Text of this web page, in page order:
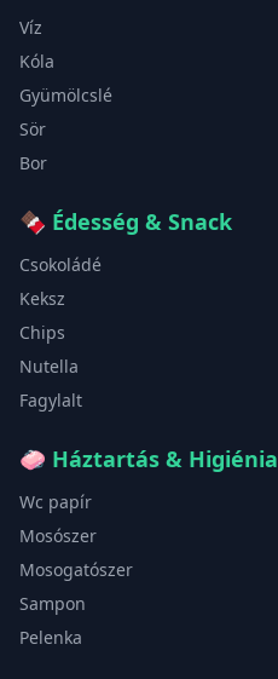
Víz
Kóla
Gyümölcslé
Sör
Bor
🍫 Édesség & Snack
Csokoládé
Keksz
Chips
Nutella
Fagylalt
🧼 Háztartás & Higiénia
Wc papír
Mosószer
Mosogatószer
Sampon
Pelenka